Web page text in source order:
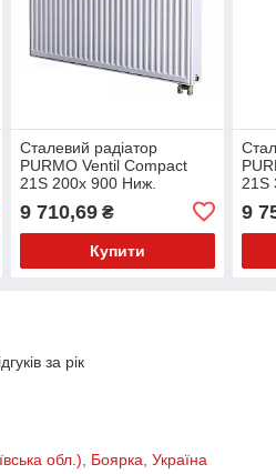
Сталевий радіатор
PURMO Ventil Compact
21S 200x 900 Ниж.
9 710,69₴
Купити
21S
9
за рік
обл.), Боярка, Україна